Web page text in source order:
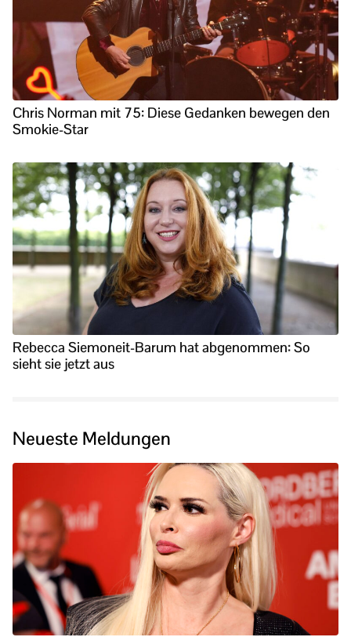
Chris Norman mit 75: Diese Gedanken bewegen den
Smokie-Star
Rebecca Siemoneit-Barum hat abgenommen: So
sieht sie jetzt aus
Neueste Meldungen